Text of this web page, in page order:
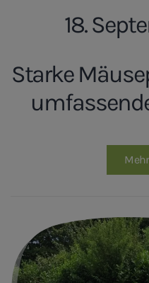
18.
Starke